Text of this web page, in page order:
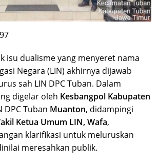
isu dualisme yang menyeret nama
Negara (LIN) akhirnya dijawab
sah LIN DPC Tuban. Dalam
digelar oleh Kesbangpol Kabupaten
DPC Tuban Muanton, didampingi
Ketua Umum LIN, Wafa,
klarifikasi untuk meluruskan
meresahkan publik.